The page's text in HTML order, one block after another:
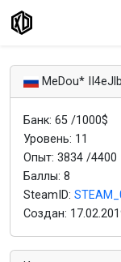
MeDou*
Банк: 65 /1000$
Уровень: 11
Опыт: 3834 /4400
Баллы: 8
SteamID:
Создан: